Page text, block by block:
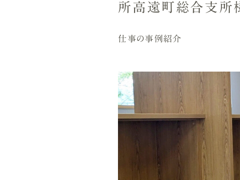
所高遠町総合支所
仕事の事例紹介